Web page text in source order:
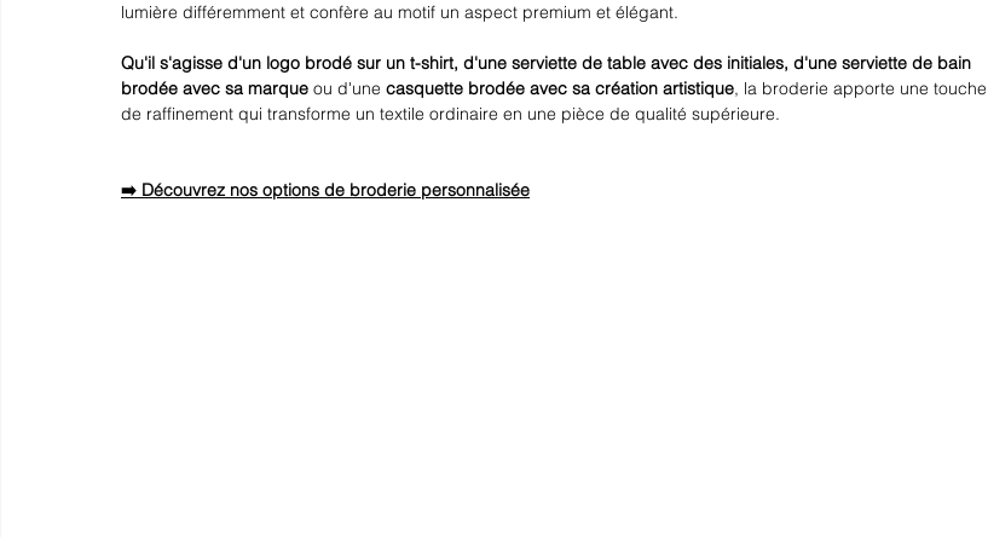
lumière différemment et confère au motif un aspect premium et élégant.
Qu'il s'agisse d'un logo brodé sur un t-shirt, d'une serviette de table avec des initiales, d'une serviette de bain
brodée avec sa marque ou d'une casquette brodée avec sa création artistique, la broderie apporte une touche
de raffinement qui transforme un textile ordinaire en une pièce de qualité supérieure.
➡️ Découvrez nos options de broderie personnalisée